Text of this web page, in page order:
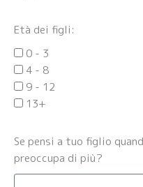
Età dei figli:
0 - 3
4 - 8
9 - 12
13+
Se pensi a tuo figlio
preoccupa di più?